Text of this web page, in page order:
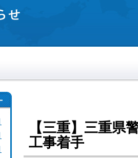
【三重】三重
工事着手